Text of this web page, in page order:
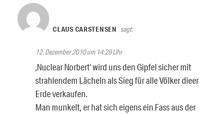
CLAUS CARSTENSEN sagt:
12. Dezember 2010 um 14:28 Uhr
‚Nuclear Norbert‘ wird uns den Gipfel sicher mit
strahlendem Lächeln als Sieg für alle Völker dieer
Erde verkaufen.
Man munkelt, er hat sich eigens ein Fass aus der